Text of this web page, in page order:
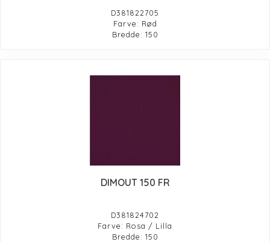
D381822705
Farve: Rød
Bredde: 150
DIMOUT 150 FR
D381824702
Farve: Rosa / Lilla
Bredde: 150